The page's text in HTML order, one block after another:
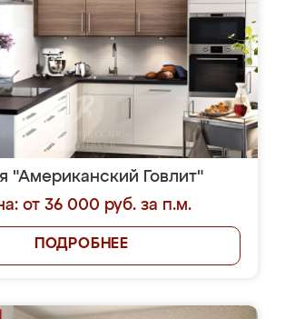
"Американский Говлит"
от 36 000 руб. за п.м.
ПОДРОБНЕЕ